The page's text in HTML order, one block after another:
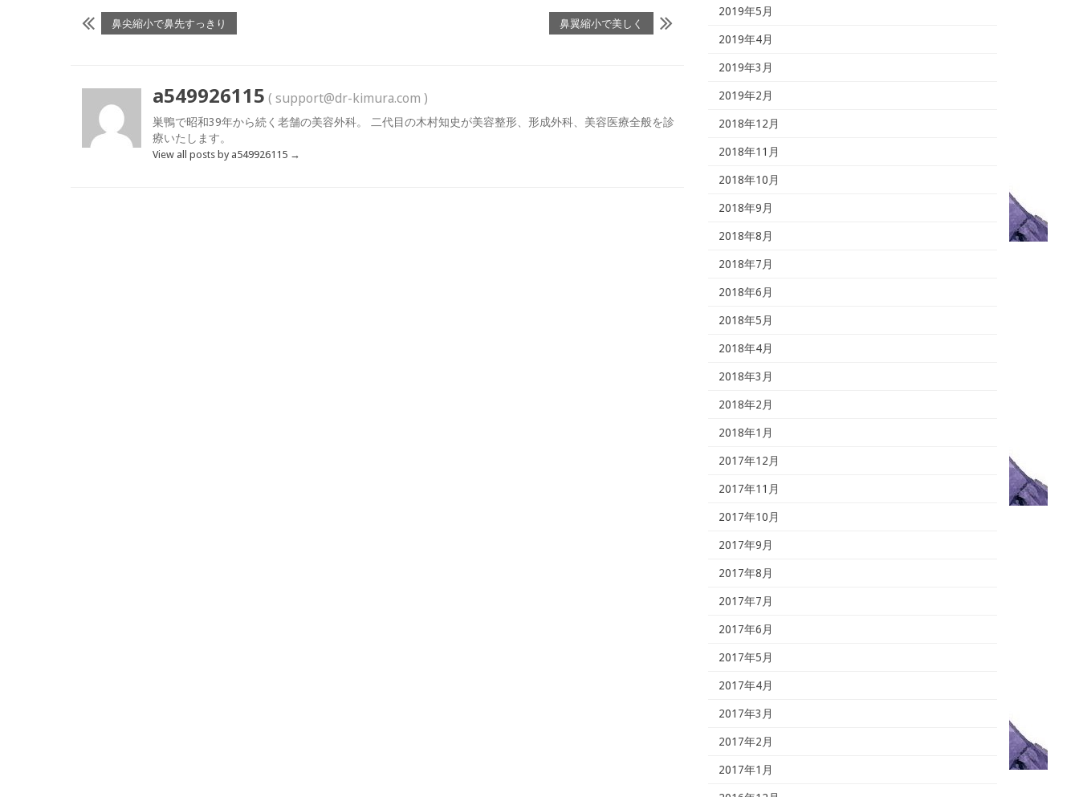
鼻尖縮小で鼻先すっきり 鼻翼縮小で美しく
a549926115 ( support@dr-kimura.com )
巣鴨で昭和39年から続く老舗の美容外科。 二代目の木村知史が美容整形、形成外科、美容医療全般を診
療いたします。
View all posts by a549926115 →
2019年5月
2019年4月
2019年3月
2019年2月
2018年12月
2018年11月
2018年10月
2018年9月
2018年8月
2018年7月
2018年6月
2018年5月
2018年4月
2018年3月
2018年2月
2018年1月
2017年12月
2017年11月
2017年10月
2017年9月
2017年8月
2017年7月
2017年6月
2017年5月
2017年4月
2017年3月
2017年2月
2017年1月